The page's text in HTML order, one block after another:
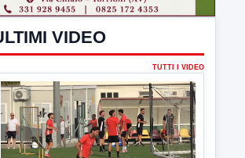
Benevento Calcio: Le scelte di
Italia
Il Benevento è pronto al debutto di Coppa
Italia. Scelte...